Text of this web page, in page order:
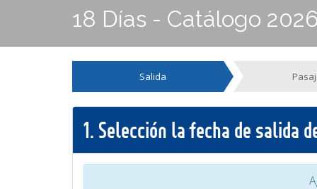
18 Días - Catálogo
Salida
1. Selección la fecha de salida